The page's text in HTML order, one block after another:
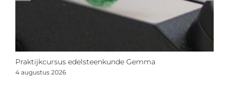
Praktijkcursus edelsteenkunde Gemma
4 augustus 2026